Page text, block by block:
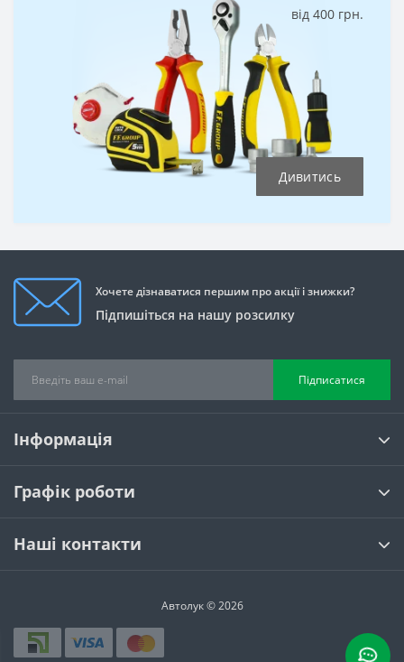
від 400 грн.
Дивитись
Хочете дізнаватися першим про акції і знижки?
Підпишіться на нашу розсилку
Підписатися
Інформація
Графік роботи
Наші контакти
Автолук © 2026